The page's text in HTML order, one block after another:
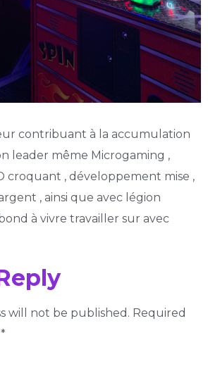
contribuant à la accumulation
leader même Microgaming ,
croquant , développement mise ,
, ainsi que avec légion
à vivre travailler sur avec
will not be published. Required
*